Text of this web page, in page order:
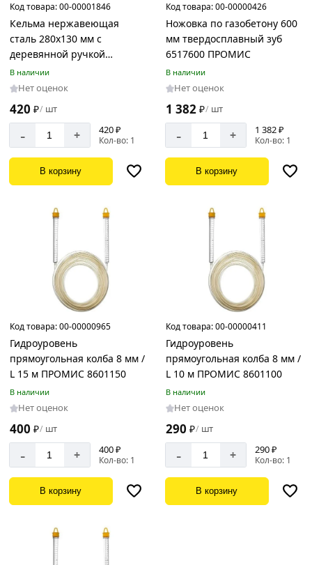
Код товара:00-00001846
Кельма нержавеющая
сталь 280х130 мм с
деревянной ручкой
3022200 Promis
В наличии
Нет оценок
420 ₽/ шт
- + 420 ₽
Кол-во: 1
В корзину
Код товара:00-00000426
Ножовка по газобетону 600
мм твердосплавный зуб
6517600 ПРОМИС
В наличии
Нет оценок
1 382 ₽/ шт
- + 1 382 ₽
Кол-во: 1
В корзину
Код товара:00-00000965
Гидроуровень
прямоугольная колба 8 мм /
L 15 м ПРОМИС 8601150
В наличии
Нет оценок
400 ₽/ шт
- + 400 ₽
Кол-во: 1
В корзину
Код товара:00-00000411
Гидроуровень
прямоугольная колба 8 мм /
L 10 м ПРОМИС 8601100
В наличии
Нет оценок
290 ₽/ шт
- + 290 ₽
Кол-во: 1
В корзину